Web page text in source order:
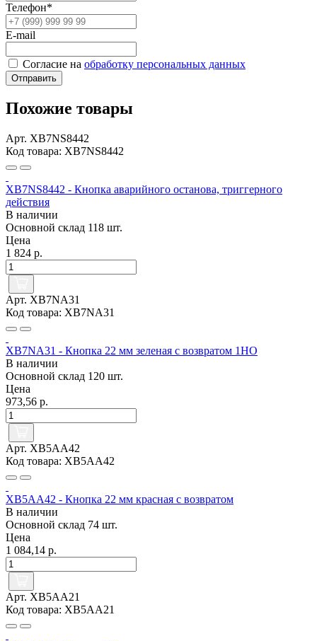
Телефон*
E-mail
Согласие на обработку персональных данных
Отправить
Похожие товары
Арт. XB7NS8442
Код товара: XB7NS8442
XB7NS8442 - Кнопка аварийного останова, триггерного
действия
В наличии
Основной склад 118 шт.
Цена
1 824 р.
Арт. XB7NA31
Код товара: XB7NA31
XB7NA31 - Кнопка 22 мм зеленая с возвратом 1НО
В наличии
Основной склад 120 шт.
Цена
973,56 р.
Арт. XB5AA42
Код товара: XB5AA42
XB5AA42 - Кнопка 22 мм красная с возвратом
В наличии
Основной склад 74 шт.
Цена
1 084,14 р.
Арт. XB5AA21
Код товара: XB5AA21